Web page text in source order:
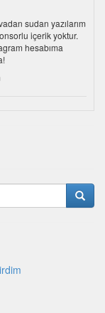
sudan yazılarım
içerik yoktur.
hesabıma